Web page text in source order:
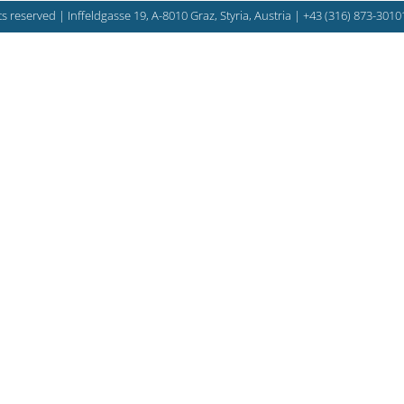
reserved | Inffeldgasse 19, A-8010 Graz, Styria, Austria | +43 (316) 873-